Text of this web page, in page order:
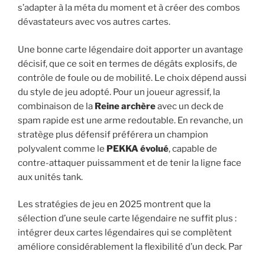
s’adapter à la méta du moment et à créer des combos
dévastateurs avec vos autres cartes.
Une bonne carte légendaire doit apporter un avantage
décisif, que ce soit en termes de dégâts explosifs, de
contrôle de foule ou de mobilité. Le choix dépend aussi
du style de jeu adopté. Pour un joueur agressif, la
combinaison de la Reine archèreavec un deck de
spam rapide est une arme redoutable. En revanche, un
stratège plus défensif préférera un champion
polyvalent comme le PEKKA évolué, capable de
contre-attaquer puissamment et de tenir la ligne face
aux unités tank.
Les stratégies de jeu en 2025 montrent que la
sélection d’une seule carte légendaire ne suffit plus :
intégrer deux cartes légendaires qui se complètent
améliore considérablement la flexibilité d’un deck. Par